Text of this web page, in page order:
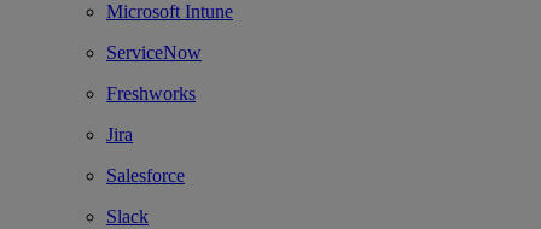
Microsoft Intune
ServiceNow
Freshworks
Jira
Salesforce
Slack